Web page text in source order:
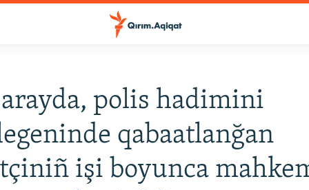
polis hadimini
qabaatlanğan
işi boyunca